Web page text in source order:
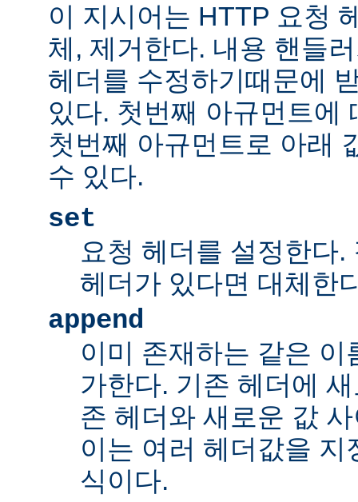
이 지시어는 HTTP 요청
체, 제거한다. 내용 핸들
헤더를 수정하기때문에
있다. 첫번째 아규먼트에
첫번째 아규먼트로 아래
수 있다.
set
요청 헤더를 설정한다
헤더가 있다면 대체한
append
이미 존재하는 같은
가한다. 기존 헤더에
존 헤더와 새로운 값
이는 여러 헤더값을
식이다.